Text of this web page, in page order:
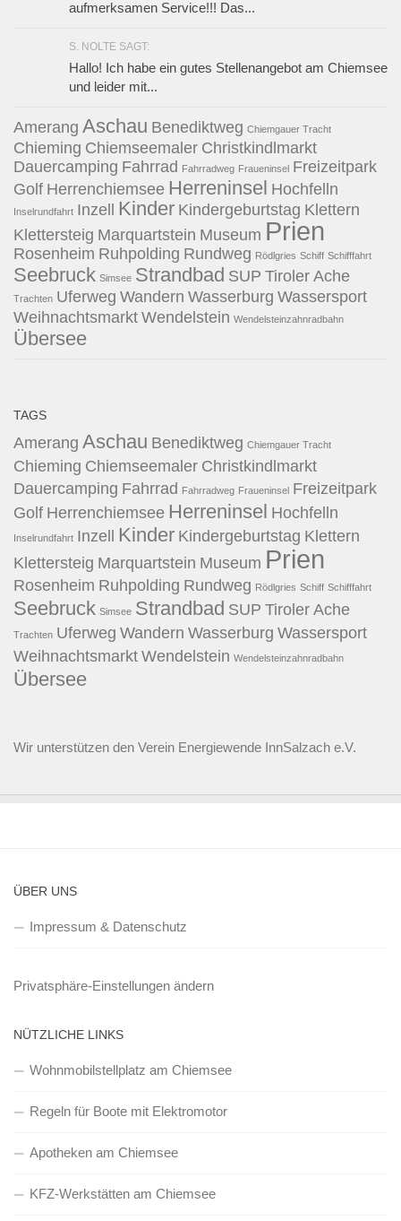
aufmerksamen Service!!! Das...
S. NOLTE SAGT:
Hallo! Ich habe ein gutes Stellenangebot am Chiemsee
und leider mit...
Amerang Aschau Benediktweg Chiemgauer Tracht
Chieming Chiemseemaler Christkindlmarkt
Dauercamping Fahrrad Fahrradweg Fraueninsel Freizeitpark
Golf Herrenchiemsee Herreninsel Hochfelln
Inselrundfahrt Inzell Kinder Kindergeburtstag Klettern
Klettersteig Marquartstein Museum Prien
Rosenheim Ruhpolding Rundweg Rödlgries Schiff Schifffahrt
Seebruck Simsee Strandbad SUP Tiroler Ache
Trachten Uferweg Wandern Wasserburg Wassersport
Weihnachtsmarkt Wendelstein Wendelsteinzahnradbahn
Übersee
TAGS
Amerang Aschau Benediktweg Chiemgauer Tracht
Chieming Chiemseemaler Christkindlmarkt
Dauercamping Fahrrad Fahrradweg Fraueninsel Freizeitpark
Golf Herrenchiemsee Herreninsel Hochfelln
Inselrundfahrt Inzell Kinder Kindergeburtstag Klettern
Klettersteig Marquartstein Museum Prien
Rosenheim Ruhpolding Rundweg Rödlgries Schiff Schifffahrt
Seebruck Simsee Strandbad SUP Tiroler Ache
Trachten Uferweg Wandern Wasserburg Wassersport
Weihnachtsmarkt Wendelstein Wendelsteinzahnradbahn
Übersee
Wir unterstützen den Verein Energiewende InnSalzach e.V.
ÜBER UNS
Impressum & Datenschutz
Privatsphäre-Einstellungen ändern
NÜTZLICHE LINKS
Wohnmobilstellplatz am Chiemsee
Regeln für Boote mit Elektromotor
Apotheken am Chiemsee
KFZ-Werkstätten am Chiemsee